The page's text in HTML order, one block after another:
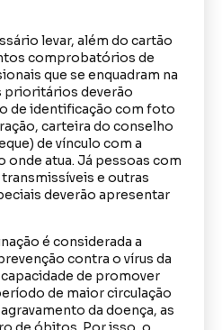
levar, além do cartão
comprobatórios de
que se enquadram na
prioritários deverão
de identificação com foto
carteira do conselho
de vínculo com a
onde atua. Já pessoas com
e outras
deverão apresentar
é considerada a
contra o vírus da
de promover
de maior circulação
da doença, as